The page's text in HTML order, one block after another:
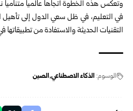
وتعكس هذه الخطوة اتجاهاً عالمياً متنامياً
في التعليم، في ظل سعي الدول إلى تأهيل
التقنيات الحديثة والاستفادة من
الوسوم: الذكاء الاصطناعي الصين